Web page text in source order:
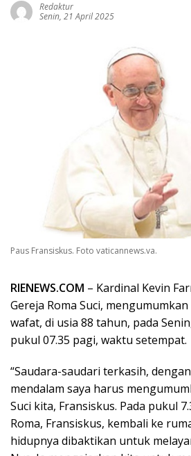
Redaktur
Senin, 21 April 2025
Paus Fransiskus. Foto vaticannews.va.
RIENEWS.COM – Kardinal Kevin
Gereja Roma Suci,
wafat, di usia 88 tahun, pada
pukul 07.35 pagi, waktu setempat.
“Saudara-saudari terkasih,
mendalam saya harus
Suci kita, Fransiskus. Pada pukul
Roma, Fransiskus, kembali ke
hidupnya dibaktikan untuk